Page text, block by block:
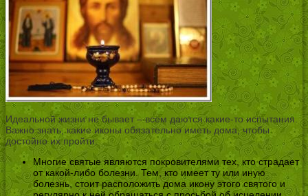
Идеальной жизни не бывает – всем даются какие-то испытания.
Важно знать, какие иконы обязательно иметь дома, чтобы
достойно их пройти:
Многие святые являются покровителями тех, кто страдает
от какой-либо болезни. Тем, кто имеет ту или иную
болезнь, стоит расположить дома икону этого святого и